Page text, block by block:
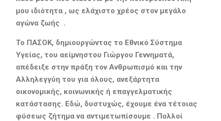
μου ιδιότητα , ως ελάχιστο χρέος στον μεγάλο
αγώνα ζωής .
Το ΠΑΣΟΚ, δημιουργώντας το Εθνικό Σύστημα
Υγείας, του αείμνηστου Γιώργου Γεννηματά,
απέδειξε στην πράξη τον Ανθρωπισμό και την
Αλληλεγγύη του για όλους, ανεξάρτητα
οικονομικής, κοινωνικής ή επαγγελματικής
κατάστασης. Εδώ, δυστυχώς, έχουμε ένα τέτοιας
φύσεως ζήτημα να αντιμετωπίσουμε . Πολλοί